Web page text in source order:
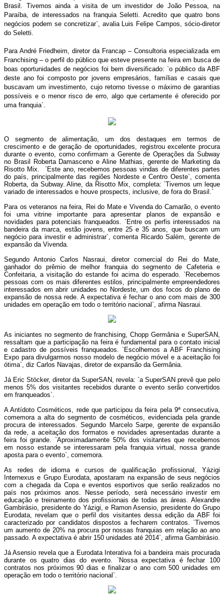
Brasil. Tivemos ainda a visita de um investidor de João Pessoa, na
Paraíba, de interessados na franquia Seletti. Acredito que quatro bons
negócios podem se concretizar`, avalia Luis Felipe Campos, sócio-diretor
do Seletti.
Para André Friedheim, diretor da Francap – Consultoria especializada em
Franchising – o perfil do público que esteve presente na feira em busca de
boas oportunidades de negócios foi bem diversificado: `o público da ABF
deste ano foi composto por jovens empresários, famílias e casais que
buscavam um investimento, cujo retorno tivesse o máximo de garantias
possíveis e o menor risco de erro, algo que certamente é oferecido por
uma franquia`.
O segmento de alimentação, um dos destaques em termos de
crescimento e de geração de oportunidades, registrou excelente procura
durante o evento, como confirmam a Gerente de Operações da Subway
no Brasil Roberta Damasceno e Aline Mathias, gerente de Marketing da
Risotto Mix. `Este ano, recebemos pessoas vindas de diferentes partes
do país, principalmente das regiões Nordeste e Centro Oeste`, comenta
Roberta, da Subway. Aline, da Risotto Mix, completa: `Tivemos um leque
variado de interessados e houve prospects, inclusive, de fora do Brasil.`
Para os veteranos na feira, Rei do Mate e Vivenda do Camarão, o evento
foi uma vitrine importante para apresentar planos de expansão e
novidades para potenciais franqueados. `Entre os perfis interessados na
bandeira da marca, estão jovens, entre 25 e 35 anos, que buscam um
negócio para investir e administrar`, comenta Ricardo Salém, gerente de
expansão da Vivenda.
Segundo Antonio Carlos Nasraui, diretor comercial do Rei do Mate,
ganhador do prêmio de melhor franquia do segmento de Cafeteria e
Confeitaria, a visitação do estande foi acima do esperado. `Recebemos
pessoas com os mais diferentes estilos, principalmente empreendedores
interessados em abrir unidades no Nordeste, um dos focos do plano de
expansão de nossa rede. A expectativa é fechar o ano com mais de 300
unidades em operação em todo o território nacional`, afirma Nasraui.
As iniciantes no segmento de franchising, Chopp Germânia e SuperSAN,
ressaltam que a participação na feira é fundamental para o contato inicial
e cadastro de possíveis franqueados. `Escolhemos a ABF Franchising
Expo para divulgarmos nosso modelo de negócio móvel e a aceitação foi
ótima`, diz Carlos Navajas, diretor de expansão da Germânia.
Já Eric Stöcker, diretor da SuperSAN, revela: `a SuperSAN prevê que pelo
menos 5% dos visitantes recebidos durante o evento serão convertidos
em franqueados`.
A Antídoto Cosméticos, rede que participou da feira pela 9ª consecutiva,
comemora a alta do segmento de cosméticos, evidenciada pela grande
procura de interessados. Segundo Marcelo Sarpe, gerente de expansão
da rede, a aceitação dos formatos e novidades apresentadas durante a
feira foi grande. `Aproximadamente 50% dos visitantes que recebemos
em nosso estande se interessaram pela franquia virtual, nossa grande
aposta para o evento`, comemora.
As redes de idioma e cursos de qualificação profissional, Yázigi
Internexus e Grupo Eurodata, apostaram na expansão de seus negócios
com a chegada da Copa e eventos esportivos que serão realizados no
país nos próximos anos. Nesse período, será necessário investir em
educação e treinamento dos profissionais de todas as áreas. Alexandre
Gambirásio, presidente do Yázigi, e Ramon Asensio, presidente do Grupo
Eurodata, revelam que o perfil dos visitantes dessa edição da ABF foi
caracterizado por candidatos dispostos a fecharem contratos. `Tivemos
um aumento de 20% na procura por nossas franquias em relação ao ano
passado. A expectativa é abrir 150 unidades até 2014`, afirma Gambirásio.
Já Asensio revela que a Eurodata Interativa foi a bandeira mais procurada
durante os quatro dias do evento. `Nossa expectativa é fechar 100
contratos nos próximos 90 dias e finalizar o ano com 500 unidades em
operação em todo o território nacional`.